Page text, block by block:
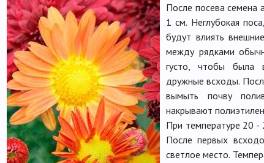
После посева семена
1 см. Неглубокая
будут влиять
между рядками
густо, чтобы была
дружные всходы.
вымыть почву
накрывают
При температуре 20 -
После первых
светлое место.